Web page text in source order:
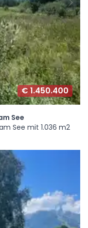
€ 1.450.400
See
See mit 1.036 m2